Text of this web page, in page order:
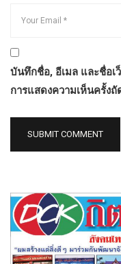
บันทึกชื่อ, อีเมล และชื่อเ
การแสดงความเห็นครั้งถั